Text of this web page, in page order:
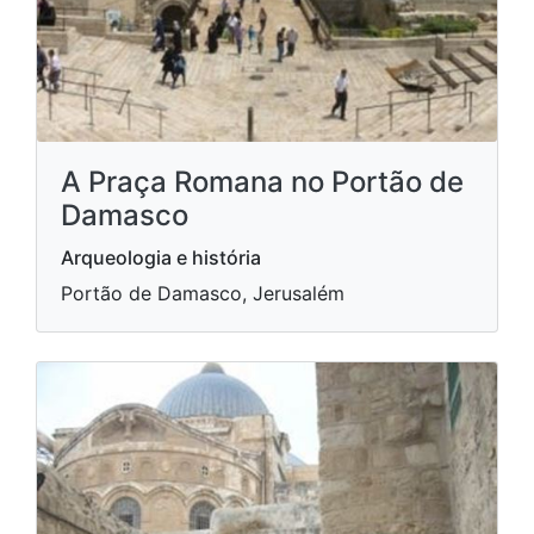
A Praça Romana no Portão de
Damasco
Arqueologia e história
Portão de Damasco, Jerusalém